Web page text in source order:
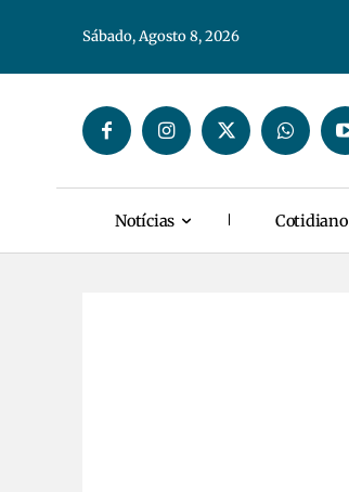
Sábado, Agosto 8, 2026
Notícias Cotidiano